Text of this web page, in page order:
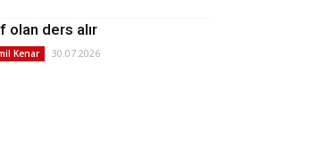
olan ders alır
Kenar 30.07.2026